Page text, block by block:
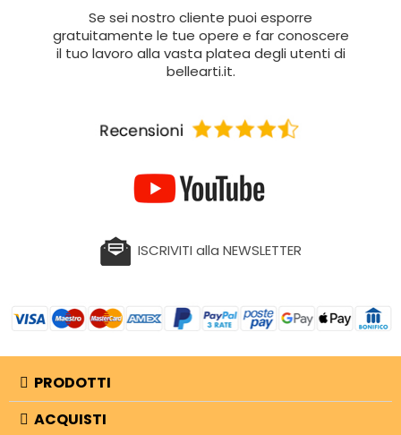
Se sei nostro cliente puoi esporre
gratuitamente le tue opere e far conoscere
il tuo lavoro alla vasta platea degli utenti di
bellearti.it.
ISCRIVITI alla NEWSLETTER
PRODOTTI
ACQUISTI